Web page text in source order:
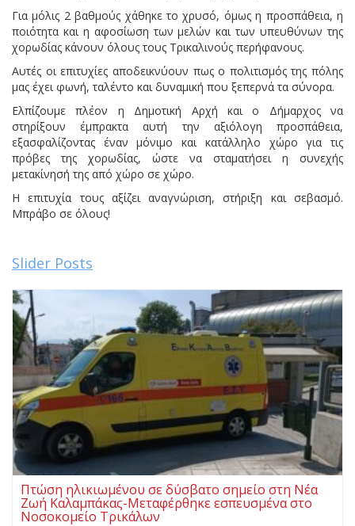
Για μόλις 2 βαθμούς χάθηκε το χρυσό, όμως η προσπάθεια, η
ποιότητα και η αφοσίωση των μελών και των υπευθύνων της
χορωδίας κάνουν όλους τους Τρικαλινούς περήφανους.
Αυτές οι επιτυχίες αποδεικνύουν πως ο πολιτισμός της πόλης
μας έχει φωνή, ταλέντο και δυναμική που ξεπερνά τα σύνορα.
Ελπίζουμε πλέον η Δημοτική Αρχή και ο Δήμαρχος να
στηρίξουν έμπρακτα αυτή την αξιόλογη προσπάθεια,
εξασφαλίζοντας έναν μόνιμο και κατάλληλο χώρο για τις
πρόβες της χορωδίας, ώστε να σταματήσει η συνεχής
μετακίνησή της από χώρο σε χώρο.
Η επιτυχία τους αξίζει αναγνώριση, στήριξη και σεβασμό.
Μπράβο σε όλους!
Slider Posts
Πτώση ηλικιωμένου σε δύσβατο σημείο στη Νέα
Ζωή Καλαμπάκας-Μεταφέρθηκε εσπευσμένα στο
Νοσοκομείο Τρικάλων